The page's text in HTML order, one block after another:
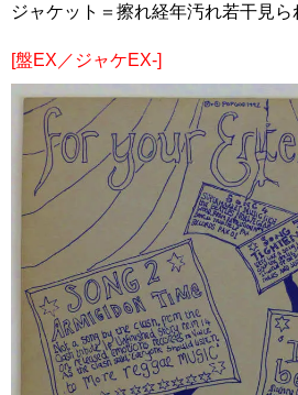
ジャケット＝擦れ経年汚れ若干見ら
[盤EX／ジャケEX-]